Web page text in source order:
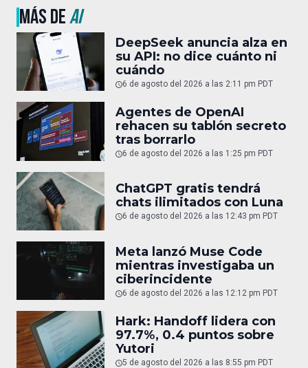
MÁS DEAI
DeepSeek anuncia alza en
su API: no dice cuánto ni
cuándo
6 de agosto del 2026 a las 2:11 pm PDT
Agentes de OpenAI
rehacen su tablón secreto
tras borrarlo
6 de agosto del 2026 a las 1:25 pm PDT
ChatGPT gratis tendrá
chats ilimitados con Luna
6 de agosto del 2026 a las 12:43 pm PDT
Meta lanzó Muse Code
mientras investigaba un
ciberincidente
6 de agosto del 2026 a las 12:12 pm PDT
Hark: Handoff lidera con
97.7%, 0.4 puntos sobre
Yutori
5 de agosto del 2026 a las 8:55 pm PDT